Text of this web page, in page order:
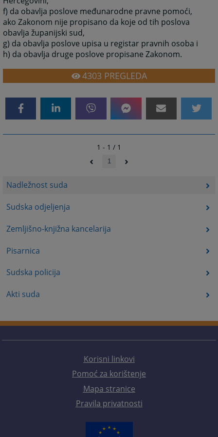
Nadležnost suda
Sudska odjeljenja
Zemljišno-knjižna kancelarija
Pisarnica
Sudska policija
Akti suda
f) da obavlja poslove međunarodne pravne pomoći,
ako Zakonom nije propisano da koje od tih poslova
obavlja županijski sud,
g) da obavlja poslove upisa u registar pravnih osoba i
h) da obavlja druge poslove propisane Zakonom.
4303 PREGLEDA
1 - 1 / 1
1
Korisni linkovi
Pomoć za korištenje
Mapa stranice
Pravila privatnosti